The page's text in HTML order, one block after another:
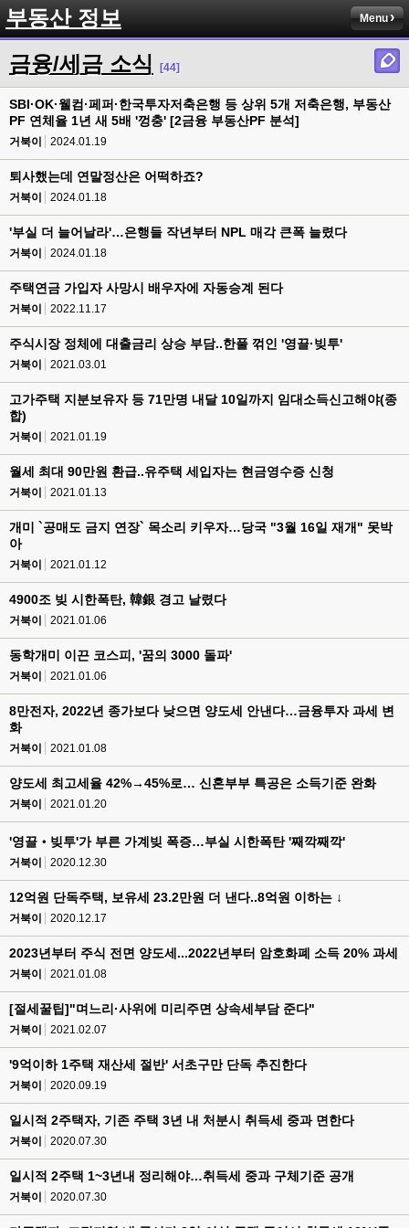
부동산 정보 Menu
금융/세금 소식 [44]
SBI·OK·웰컴·페퍼·한국투자저축은행 등 상위 5개 저축은행, 부동산
PF 연체율 1년 새 5배 '껑충' [2금융 부동산PF 분석]
거북이 2024.01.19
퇴사했는데 연말정산은 어떡하죠?
거북이 2024.01.18
'부실 더 늘어날라'…은행들 작년부터 NPL 매각 큰폭 늘렸다
거북이 2024.01.18
주택연금 가입자 사망시 배우자에 자동승계 된다
거북이 2022.11.17
주식시장 정체에 대출금리 상승 부담..한풀 꺾인 '영끌·빚투'
거북이 2021.03.01
고가주택 지분보유자 등 71만명 내달 10일까지 임대소득신고해야(종
합)
거북이 2021.01.19
월세 최대 90만원 환급..유주택 세입자는 현금영수증 신청
거북이 2021.01.13
개미 `공매도 금지 연장` 목소리 키우자…당국 "3월 16일 재개" 못박
아
거북이 2021.01.12
4900조 빚 시한폭탄, 韓銀 경고 날렸다
거북이 2021.01.06
동학개미 이끈 코스피, '꿈의 3000 돌파'
거북이 2021.01.06
8만전자, 2022년 종가보다 낮으면 양도세 안낸다…금융투자 과세 변
화
거북이 2021.01.08
양도세 최고세율 42%→45%로… 신혼부부 특공은 소득기준 완화
거북이 2021.01.20
'영끌‧빚투'가 부른 가계빚 폭증…부실 시한폭탄 '째깍째깍'
거북이 2020.12.30
12억원 단독주택, 보유세 23.2만원 더 낸다..8억원 이하는 ↓
거북이 2020.12.17
2023년부터 주식 전면 양도세...2022년부터 암호화폐 소득 20% 과세
거북이 2021.01.08
[절세꿀팁]"며느리·사위에 미리주면 상속세부담 준다"
거북이 2021.02.07
'9억이하 1주택 재산세 절반' 서초구만 단독 추진한다
거북이 2020.09.19
일시적 2주택자, 기존 주택 3년 내 처분시 취득세 중과 면한다
거북이 2020.07.30
일시적 2주택 1~3년내 정리해야…취득세 중과 구체기준 공개
거북이 2020.07.30